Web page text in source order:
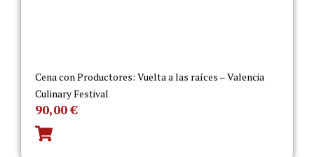
Cena con Productores: Vuelta a las raíces – Valencia
Culinary Festival
90,00€